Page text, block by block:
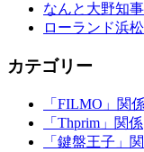
なんと大野知
ローランド浜
カテゴリー
「FILMO」関
「Thprim」関係
「鍵盤王子」